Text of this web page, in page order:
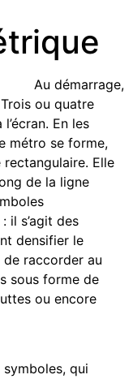
Au démarrage,
ou quatre
En les
métro se forme,
Elle
de la ligne
il s’agit des
densifier le
de raccorder au
sous forme de
ou encore
qui